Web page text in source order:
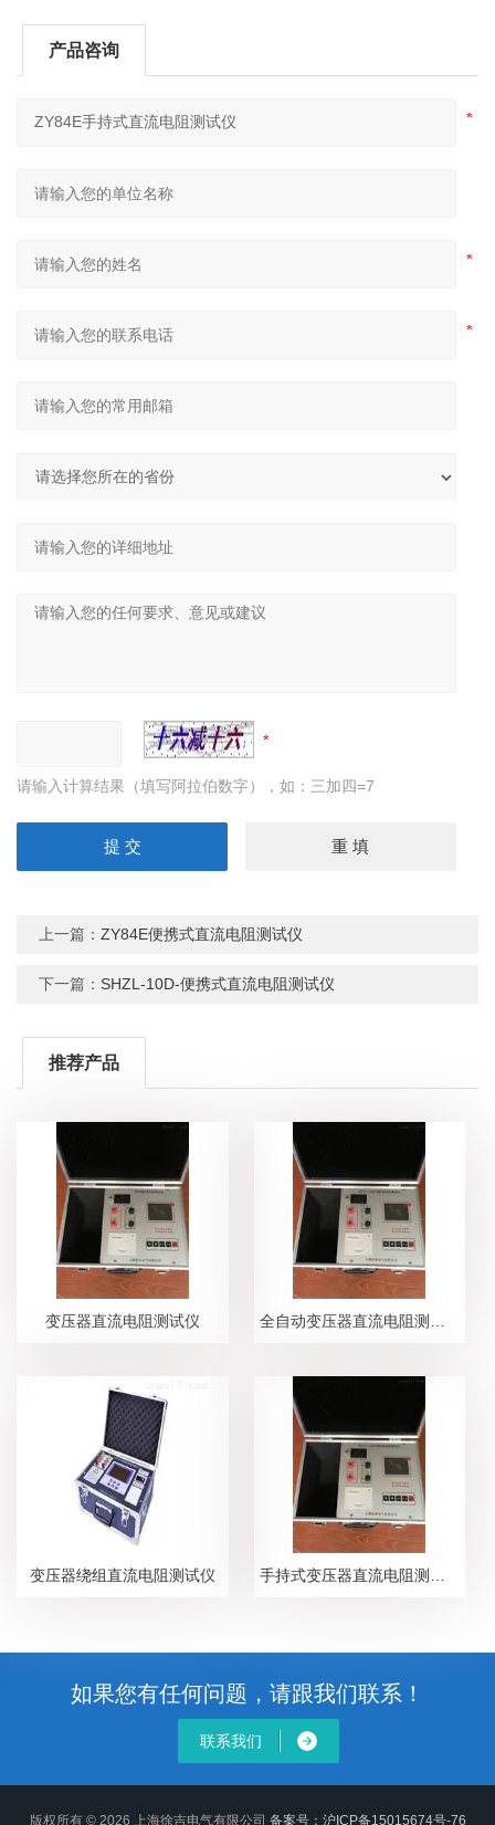
产品咨询
请输入计算结果（填写阿拉伯数字），如：三加四=7
上一篇：ZY84E便携式直流电阻测试仪
下一篇： SHZL-10D-便携式直流电阻测试仪
推荐产品
变压器直流电阻测试仪
变压器绕组直流电阻测试仪
如果您有任何问题，请跟我们联系！
联系我们
版权所有 © 2026 上海徐吉电气有限公司 备案号：沪ICP备15015674号-76